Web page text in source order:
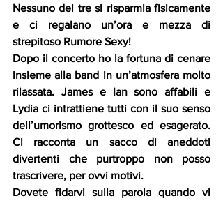
Nessuno dei tre si risparmia fisicamente
e ci regalano un’ora e mezza di
strepitoso Rumore Sexy!
Dopo il concerto ho la fortuna di cenare
insieme alla band in un’atmosfera molto
rilassata. James e Ian sono affabili e
Lydia ci intrattiene tutti con il suo senso
dell’umorismo grottesco ed esagerato.
Ci racconta un sacco di aneddoti
divertenti che purtroppo non posso
trascrivere, per ovvi motivi.
Dovete fidarvi sulla parola quando vi